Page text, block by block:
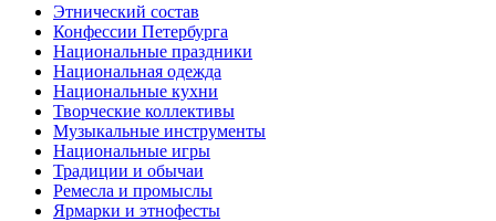
Этнический состав
Конфессии Петербурга
Национальные праздники
Национальная одежда
Национальные кухни
Творческие коллективы
Музыкальные инструменты
Национальные игры
Традиции и обычаи
Ремесла и промыслы
Ярмарки и этнофесты